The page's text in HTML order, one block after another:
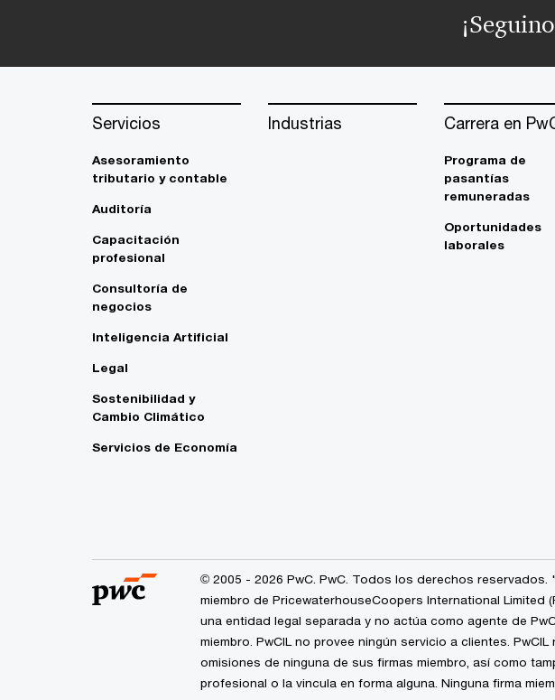
Servicios
Asesoramiento
tributario y contable
Auditoría
Capacitación
profesional
Consultoría de
negocios
Inteligencia Artificial
Legal
Sostenibilidad y
Cambio Climático
Servicios de Economía
Industrias Carrera en
Programa de
pasantías
remuneradas
Oportunidades
laborales
© 2005 - 2026 PwC. PwC. Todos los derechos reservados.
miembro de PricewaterhouseCoopers International Limited
una entidad legal separada y no actúa como agente de
miembro. PwCIL no provee ningún servicio a clientes.
omisiones de ninguna de sus firmas miembro, así como
profesional o la vincula en forma alguna. Ninguna firma